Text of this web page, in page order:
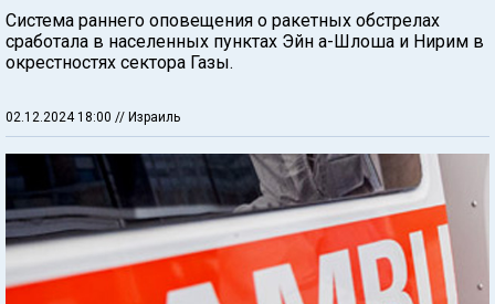
Система раннего оповещения о ракетных обстрелах
сработала в населенных пунктах Эйн а-Шлоша и Нирим в
окрестностях сектора Газы.
02.12.2024 18:00 // Израиль